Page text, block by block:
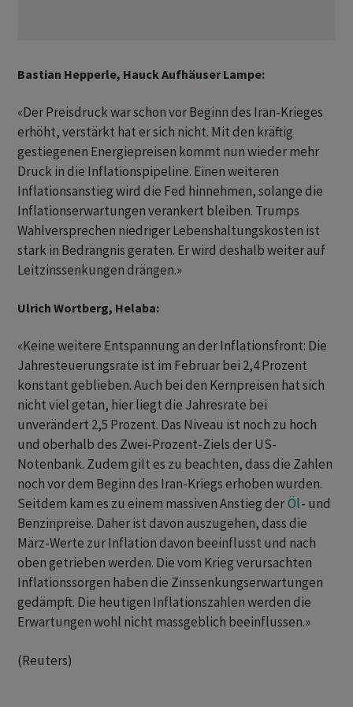
Bastian ​Hepperle, Hauck Aufhäuser Lampe:
«Der Preisdruck war schon vor Beginn des Iran-Krieges
erhöht, verstärkt hat er sich nicht. Mit den kräftig
gestiegenen Energiepreisen kommt nun wieder mehr
‌Druck in die Inflationspipeline. Einen weiteren
Inflationsanstieg wird die Fed hinnehmen, solange die
Inflationserwartungen verankert bleiben. Trumps
Wahlversprechen niedriger Lebenshaltungskosten ist
stark ​in Bedrängnis geraten. Er wird deshalb weiter ​auf
Leitzinssenkungen drängen.»
Ulrich Wortberg, Helaba:
«Keine ​weitere Entspannung an der Inflationsfront: Die
Jahresteuerungsrate ist im Februar bei ‌2,4 Prozent
konstant geblieben. Auch bei den Kernpreisen hat sich
nicht viel getan, hier liegt die Jahresrate bei
unverändert 2,5 ​Prozent. ​Das Niveau ist noch zu ⁠hoch
und oberhalb des Zwei-Prozent-Ziels ​der US-
Notenbank. Zudem gilt ⁠es zu beachten, dass die Zahlen
noch vor dem ‌Beginn des Iran-Kriegs erhoben wurden.
Seitdem kam es zu einem massiven Anstieg derÖl- und
Benzinpreise. ‌Daher ist davon auszugehen, dass die
März-Werte ​zur Inflation davon beeinflusst und nach
oben getrieben werden. Die vom Krieg verursachten
Inflationssorgen haben die Zinssenkungserwartungen
gedämpft. Die heutigen ‌Inflationszahlen werden die ​
Erwartungen wohl nicht massgeblich beeinflussen.»
(Reuters)